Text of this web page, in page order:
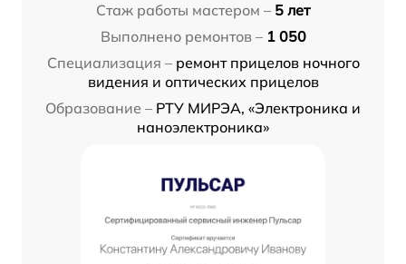
Стаж работы мастером – 5 лет
Выполнено ремонтов – 1 050
Специализация – ремонт прицелов ночного
видения и оптических прицелов
Образование – РТУ МИРЭА, «Электроника и
наноэлектроника»